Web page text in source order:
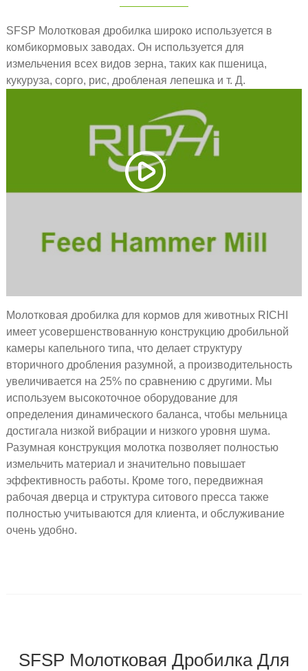
SFSP Молотковая дробилка широко используется в
комбикормовых заводах. Он используется для
измельчения всех видов зерна, таких как пшеница,
кукуруза, сорго, рис, дробленая лепешка и т. Д.
Молотковая дробилка для кормов для животных RICHI
имеет усовершенствованную конструкцию дробильной
камеры капельного типа, что делает структуру
вторичного дробления разумной, а производительность
увеличивается на 25% по сравнению с другими. Мы
используем высокоточное оборудование для
определения динамического баланса, чтобы мельница
достигала низкой вибрации и низкого уровня шума.
Разумная конструкция молотка позволяет полностью
измельчить материал и значительно повышает
эффективность работы. Кроме того, передвижная
рабочая дверца и структура ситового пресса также
полностью учитываются для клиента, и обслуживание
очень удобно.
SFSP Молотковая Дробилка Для